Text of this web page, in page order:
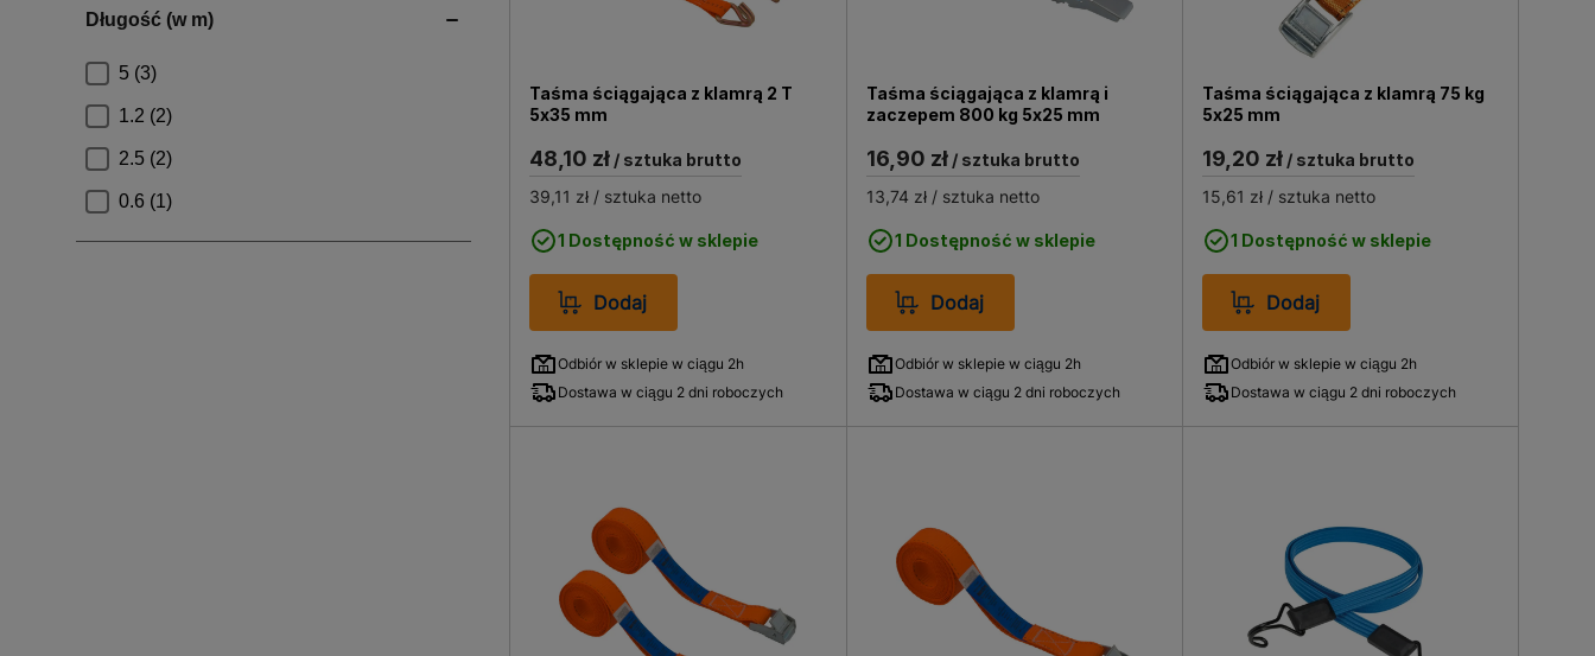
Taśma ściągająca z klamrą 2 T
5x35 mm
48,10 zł/ sztuka brutto
39,11 zł/ sztuka netto
1 Dostępność w sklepie
Dodaj
Odbiór w sklepie w ciągu 2h
Dostawa w ciągu 2 dni roboczych
Taśma ściągająca z klamrą i
zaczepem 800 kg 5x25 mm
16,90 zł/ sztuka brutto
13,74 zł/ sztuka netto
1 Dostępność w sklepie
Dodaj
Odbiór w sklepie w ciągu 2h
Dostawa w ciągu 2 dni roboczych
Taśma ściągająca z klamrą 75 kg
5x25 mm
19,20 zł / sztuka brutto
15,61 zł / sztuka netto
1 Dostępność w sklepie
Dodaj
Odbiór w sklepie w ciągu 2h
Dostawa w ciągu 2 dni roboczych